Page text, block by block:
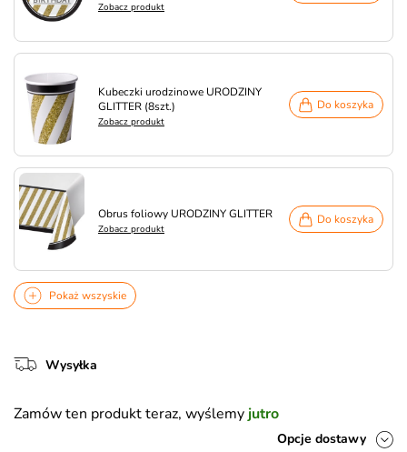
Zobacz produkt
Kubeczki urodzinowe URODZINY
GLITTER (8szt.)
Zobacz produkt
Do koszyka
Obrus foliowy URODZINY GLITTER
Zobacz produkt
Do koszyka
Pokaż wszyskie
Wysyłka
Zamów ten produkt teraz, wyślemy jutro
Opcje dostawy